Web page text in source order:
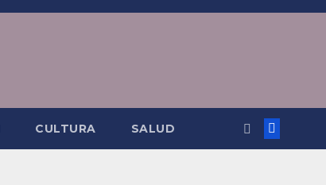
CULTURA SALUD